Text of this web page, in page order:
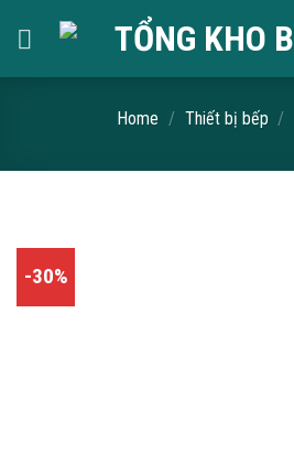
Home / Thiết bị bếp /
-30%